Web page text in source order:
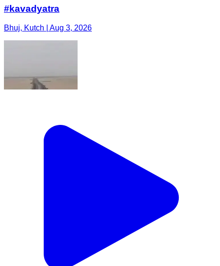
#kavadyatra
Bhuj, Kutch | Aug 3, 2026